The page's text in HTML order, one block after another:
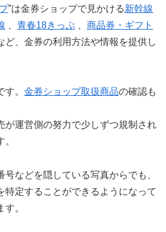
”は金券ショップで見かける新幹線
青春18きっぷ
商品券・ギフト
ど、金券の利用方法や情報を提供し
す。 金券ショップ取扱商品の確認も
が運営側の努力で少しずつ規制され
号などを隠している写真からでも、
特定することができるようになって
。